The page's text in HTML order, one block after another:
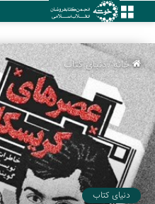
منو
خانه/دنیای کتاب
دنیای کتاب